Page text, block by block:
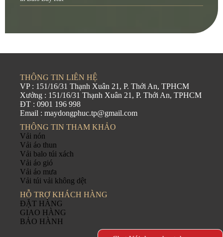
THÔNG TIN LIÊN HỆ
VP : 151/16/31 Thạnh Xuân 21, P. Thới An, TPHCM
Xưởng : 151/16/31 Thạnh Xuân 21, P. Thới An, TPHCM
ĐT : 0901 196 998
Email : maydongphuc.tp@gmail.com
THÔNG TIN THAM KHẢO
Vải nón
Vải áo thun
Vải balo túi xách
Vải áo gió
Vải áo mưa
Vải túi vải không dệt
HỖ TRỢ KHÁCH HÀNG
ĐẶT HÀNG
GIAO HÀNG
BẢO HÀNH